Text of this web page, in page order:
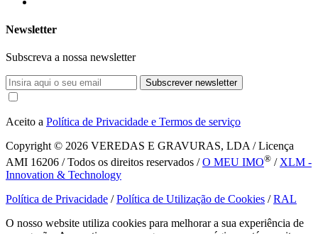
Newsletter
Subscreva a nossa newsletter
Subscrever newsletter
Aceito a Política de Privacidade e Termos de serviço
Copyright © 2026 VEREDAS E GRAVURAS, LDA / Licença
AMI 16206 / Todos os direitos reservados /O MEU IMO® / XLM -
Innovation & Technology
Política de Privacidade /Política de Utilização de Cookies /RAL
O nosso website utiliza cookies para melhorar a sua experiência de